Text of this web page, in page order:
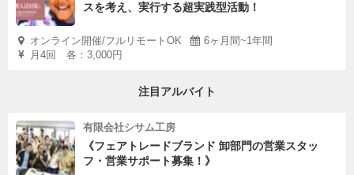
スを考え、実行する超実践型活動！
オンライン開催/フルリモートOK
6ヶ月間~1年間
月4回 各：3,000円
注目アルバイト
有限会社シサム工房
《フェアトレードブランド 卸部門の営業スタッ
フ・営業サポート募集！》